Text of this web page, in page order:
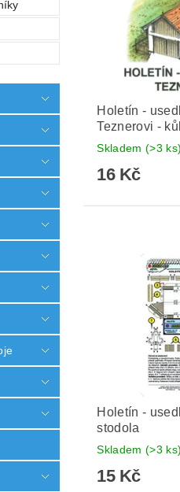
Holetín -
Teznerovi -
Skladem (>3 ks)
16 Kč
Holetín -
stodola
Skladem (>3 ks)
15 Kč